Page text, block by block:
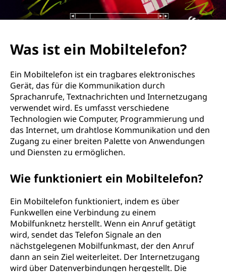
Was ist ein Mobiltelefon?
Ein Mobiltelefon ist ein tragbares elektronisches
Gerät, das für die Kommunikation durch
Sprachanrufe, Textnachrichten und Internetzugang
verwendet wird. Es umfasst verschiedene
Technologien wie Computer, Programmierung und
das Internet, um drahtlose Kommunikation und den
Zugang zu einer breiten Palette von Anwendungen
und Diensten zu ermöglichen.
Wie funktioniert ein Mobiltelefon?
Ein Mobiltelefon funktioniert, indem es über
Funkwellen eine Verbindung zu einem
Mobilfunknetz herstellt. Wenn ein Anruf getätigt
wird, sendet das Telefon Signale an den
nächstgelegenen Mobilfunkmast, der den Anruf
dann an sein Ziel weiterleitet. Der Internetzugang
wird über Datenverbindungen hergestellt. Die